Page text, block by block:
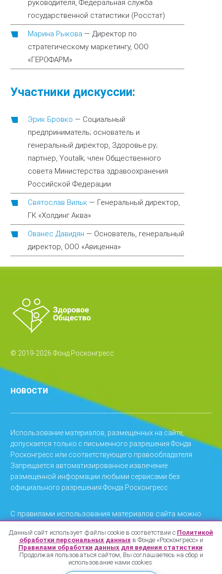
руководителя, Федеральная служба
государственной статистики (Росстат)
Марина Рыкова — Директор по
стратегическому маркетингу, ООО
«ГЕРОФАРМ»
Участники дискуссии:
Эрик Бровко — Социальный
предприниматель; основатель и
генеральный директор, Здоровье.ру;
партнер, Youtalk; член Общественного
совета Министерства здравоохранения
Российской Федерации
Святослав Вильк — Генеральный директор,
ГК «Холдинг Аква»
Ованес Давидян — Основатель, генеральный
директор, ООО «Авиценна»
© 2019-2026 Фонд Росконгресс
НОВОСТИ
Использование материалов, размещенных на сайте,
допускается только с письменного разрешения Фонда
Росконгресс или соответствующего правообладателя.
Запрещается автоматизированное извлечение
размещенной информации любыми сервисами без
официального разрешения Фонда Росконгресс.
С правилами использования материалов сайта можно
ознакомиться
.
С политикой конфиденциальности можно ознакомиться
здесь.
С Политикой обработки персональных данных в Фонде
Данный сайт использует файлы cookie в соответствии с Политикой
обработки персональных данныхв Фонде «Росконгресс» и
Правилами обработки данных для ведения статистики.
Продолжая пользоваться сайтом, Вы соглашаетесь на сбор и
использование нами cookies.